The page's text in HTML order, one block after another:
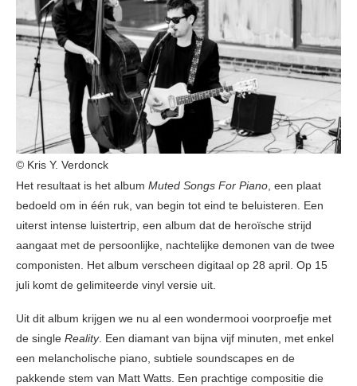
© Kris Y. Verdonck
Het resultaat is het album Muted Songs For Piano, een plaat
bedoeld om in één ruk, van begin tot eind te beluisteren. Een
uiterst intense luistertrip, een album dat de heroïsche strijd
aangaat met de persoonlijke, nachtelijke demonen van de twee
componisten. Het album verscheen digitaal op 28 april. Op 15
juli komt de gelimiteerde vinyl versie uit.
Uit dit album krijgen we nu al een wondermooi voorproefje met
de single Reality. Een diamant van bijna vijf minuten, met enkel
een melancholische piano, subtiele soundscapes en de
pakkende stem van Matt Watts. Een prachtige compositie die